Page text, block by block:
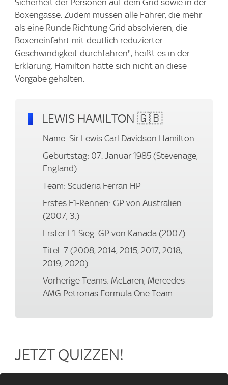
Sicherheit der Personen auf dem Grid sowie in der
Boxengasse. Zudem müssen alle Fahrer, die mehr
als eine Runde Richtung Grid absolvieren, die
Boxeneinfahrt mit deutlich reduzierter
Geschwindigkeit durchfahren", heißt es in der
Erklärung. Hamilton hatte sich nicht an diese
Vorgabe gehalten.
LEWIS HAMILTON 🇬🇧
Name: Sir Lewis Carl Davidson Hamilton
Geburtstag: 07. Januar 1985 (Stevenage,
England)
Team: Scuderia Ferrari HP
Erstes F1-Rennen: GP von Australien
(2007, 3.)
Erster F1-Sieg: GP von Kanada (2007)
Titel: 7 (2008, 2014, 2015, 2017, 2018,
2019, 2020)
Vorherige Teams: McLaren, Mercedes-
AMG Petronas Formula One Team
JETZT QUIZZEN!